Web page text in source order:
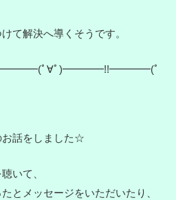
て解決へ導くそうです。
ﾟ∀ﾟ)━━━━!!━━━━(ﾟ
お話をしました☆
いて、
とメッセージをいただいたり、